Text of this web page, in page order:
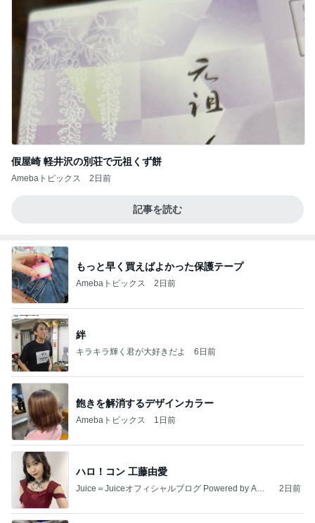
假屋崎 軽井沢の別荘で元祖くず餅
Amebaトピックス 2日前
記事を読む
もっと早く買えばよかった保護テープ
Amebaトピックス 2日前
絆
キラキラ輝く君が大好きだよ 6日前
飽きを解消するデザインカラー
Amebaトピックス 1日前
ハロ！コン 工藤由愛
Juice＝Juiceオフィシャルブログ Powered by Ame
2日前